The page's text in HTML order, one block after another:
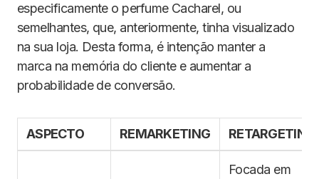
especificamente o perfume Cacharel, ou
semelhantes, que, anteriormente, tinha visualizado
na sua loja. Desta forma, é intenção manter a
marca na memória do cliente e aumentar a
probabilidade de conversão.
ASPECTO REMARKETING RETARGETING
Focada em